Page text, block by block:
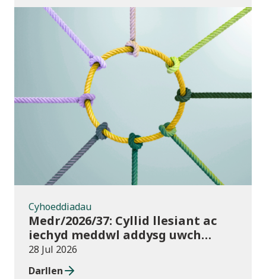
Cyhoeddiadau
Cyhoeddiadau
Medr/2026/37: Cyllid llesiant ac
iechyd meddwl addysg uwch
2026/27
28 Jul 2026
Darllen